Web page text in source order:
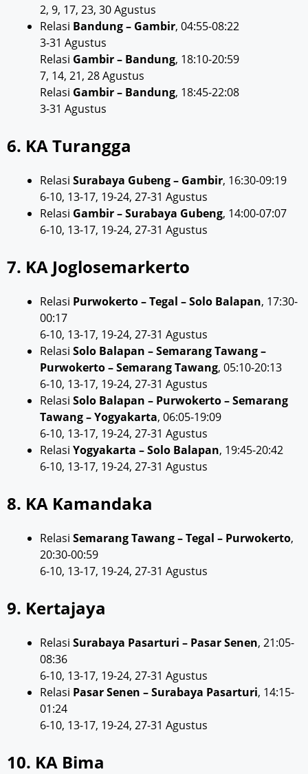
2, 9, 17, 23, 30 Agustus
Relasi Bandung – Gambir, 04:55-08:22
3-31 Agustus
Relasi Gambir – Bandung, 18:10-20:59
7, 14, 21, 28 Agustus
Relasi Gambir – Bandung, 18:45-22:08
3-31 Agustus
6. KA Turangga
Relasi Surabaya Gubeng – Gambir, 16:30-09:19
6-10, 13-17, 19-24, 27-31 Agustus
Relasi Gambir – Surabaya Gubeng, 14:00-07:07
6-10, 13-17, 19-24, 27-31 Agustus
7. KA Joglosemarkerto
Relasi Purwokerto – Tegal – Solo Balapan, 17:30-
00:17
6-10, 13-17, 19-24, 27-31 Agustus
Relasi Solo Balapan – Semarang Tawang –
Purwokerto – Semarang Tawang, 05:10-20:13
6-10, 13-17, 19-24, 27-31 Agustus
Relasi Solo Balapan – Purwokerto – Semarang
Tawang – Yogyakarta, 06:05-19:09
6-10, 13-17, 19-24, 27-31 Agustus
Relasi Yogyakarta – Solo Balapan, 19:45-20:42
6-10, 13-17, 19-24, 27-31 Agustus
8. KA Kamandaka
Relasi Semarang Tawang – Tegal – Purwokerto,
20:30-00:59
6-10, 13-17, 19-24, 27-31 Agustus
9. Kertajaya
Relasi Surabaya Pasarturi – Pasar Senen, 21:05-
08:36
6-10, 13-17, 19-24, 27-31 Agustus
Relasi Pasar Senen – Surabaya Pasarturi, 14:15-
01:24
6-10, 13-17, 19-24, 27-31 Agustus
10. KA Bima